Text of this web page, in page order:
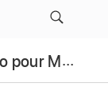
Guide d’utilisation de Final Cut Pro pour Mac